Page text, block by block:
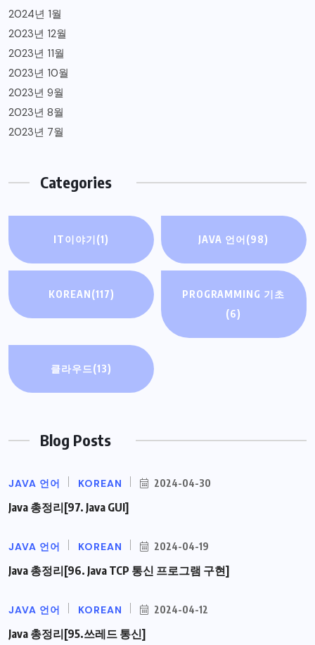
2024년 1월
2023년 12월
2023년 11월
2023년 10월
2023년 9월
2023년 8월
2023년 7월
Categories
IT이야기(1) JAVA 언어(98)
KOREAN(117)
PROGRAMMING 기초
(6)
클라우드 (13)
Blog Posts
JAVA 언어 KOREAN 2024-04-30
Java 총정리[97. Java GUI]
JAVA 언어 KOREAN 2024-04-19
Java 총정리[96. Java TCP 통신 프로그램 구현]
JAVA 언어 KOREAN 2024-04-12
Java 총정리[95.쓰레드 통신]